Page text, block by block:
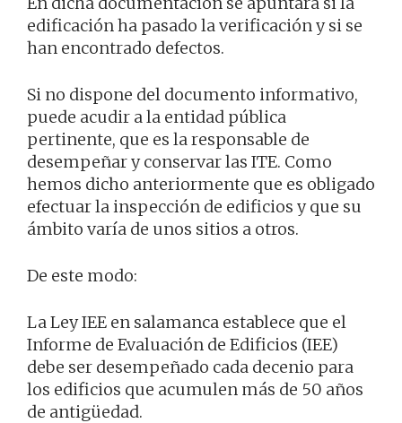
edificación ha pasado la verificación y si se
han encontrado defectos.
Si no dispone del documento informativo,
puede acudir a la entidad pública
pertinente, que es la responsable de
desempeñar y conservar las ITE. Como
hemos dicho anteriormente que es obligado
efectuar la inspección de edificios y que su
ámbito varía de unos sitios a otros.
De este modo:
La Ley IEE en salamanca establece que el
Informe de Evaluación de Edificios (IEE)
debe ser desempeñado cada decenio para
los edificios que acumulen más de 50 años
de antigüedad.